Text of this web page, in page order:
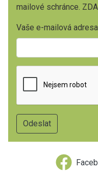
mailové schránce.
Vaše e-mailová adresa